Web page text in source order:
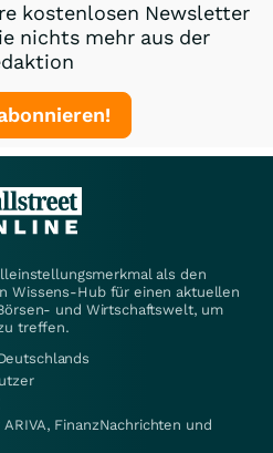
kostenlosen Newsletter
nichts mehr aus der
als den
Wissens-Hub für einen aktuellen
und Wirtschaftswelt, um
treffen.
FinanzNachrichten und